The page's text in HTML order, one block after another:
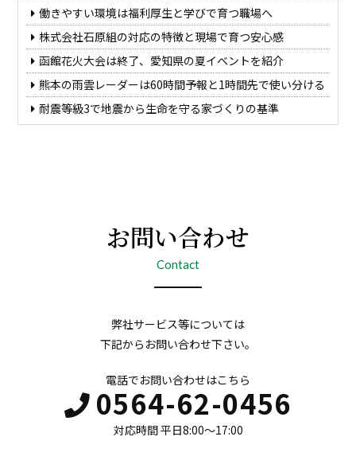
働きやすい環境は福利厚生と学びで育つ職場へ
株式会社石原組の対応の特徴と現場で育つ安心感
函館花火大会は終了、愛知県の夏イベントを紹介
熊本の雨雲レーダーは60時間予報と1時間先で使い分ける
耐震等級3で地震から生命を守る家づくりの基準
お問い合わせ
Contact
弊社サービス等については
下記からお問い合わせ下さい。
電話でお問い合わせはこちら
0564-62-0456
対応時間 平日8:00〜17:00